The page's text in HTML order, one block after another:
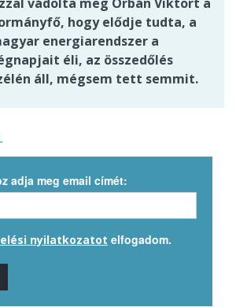
hogy elődje tudta, a
energiarendszer a
éli, az összedőlés
áll, mégsem tett semmit.
adja meg email címét:
nyilatkozatot elfogadom.